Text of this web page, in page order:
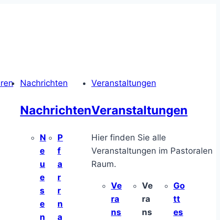
Nachrichten
Nachrichten
N
e
u
e
s
e
n
P
f
a
r
r
n
a
Veranstaltungen
Veranstaltungen
Hier finden Sie alle
Veranstaltungen im Pastoralen
Raum.
Ve
ra
ns
Ve
ra
ns
Go
tt
es